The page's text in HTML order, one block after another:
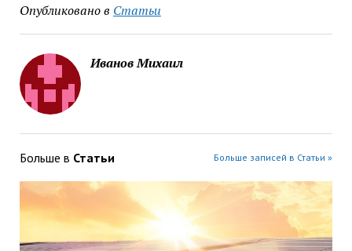
Опубликовано в Статьи
Иванов Михаил
Больше в Статьи Больше записей в Статьи »